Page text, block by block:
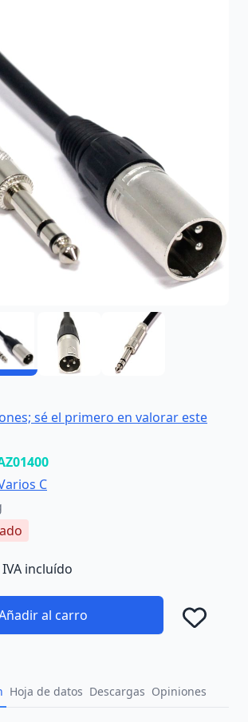
sé el primero en valorar este
C
IVA incluído
al carro
Hoja de datos Descargas Opiniones